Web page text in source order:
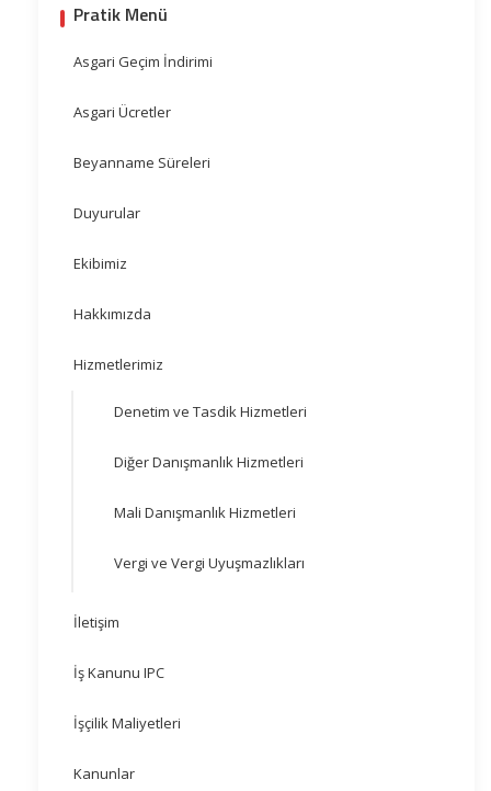
Pratik Menü
Asgari Geçim İndirimi
Asgari Ücretler
Beyanname Süreleri
Duyurular
Ekibimiz
Hakkımızda
Hizmetlerimiz
Denetim ve Tasdik Hizmetleri
Diğer Danışmanlık Hizmetleri
Mali Danışmanlık Hizmetleri
Vergi ve Vergi Uyuşmazlıkları
İletişim
İş Kanunu IPC
İşçilik Maliyetleri
Kanunlar